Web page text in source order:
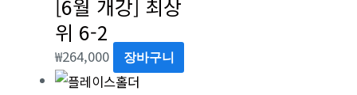
[6월 개강] 최상
위 6-2
₩264,000 장바구니